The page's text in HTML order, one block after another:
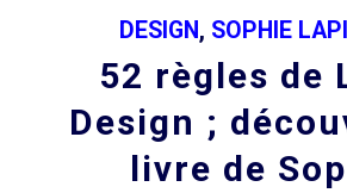
DESIGN, SOPHIE
52 règles de
Design ;
livre de